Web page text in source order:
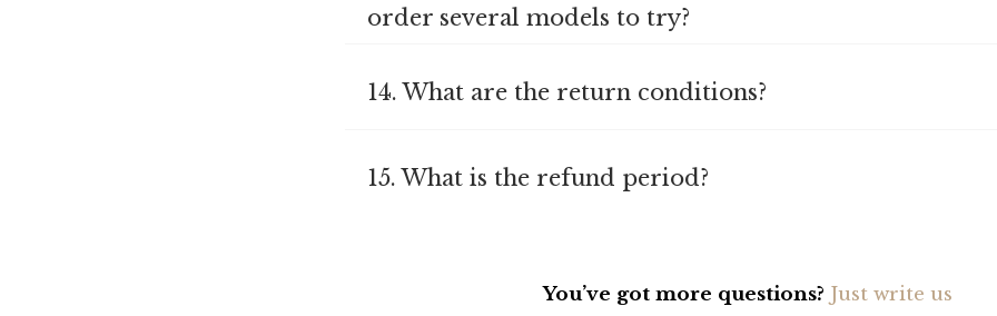
order several models to try?
14. What are the return conditions?
15. What is the refund period?
You’ve got more questions? Just write us